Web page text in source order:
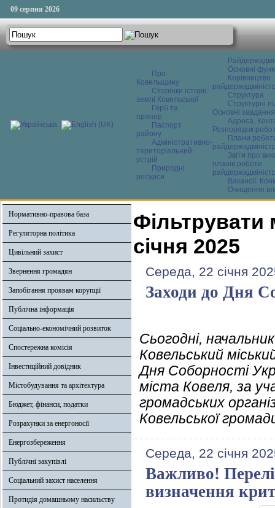
09 серпня 2026
Про
Ковельщину
Сторінки історії
землі Ковельської
Герб та
прапор
Паспорт
району
Адміністративно-
територіальний
устрій
Природні
ресурси
Основні
Керівництво
Структура
Структурні
Основні завдання
Адреса.
Розпорядок
Плани
Звіти про
планів роботи
Вакансії.
Очищення
Нормативно-правова база
Регуляторна політика
Цивільний захист
Звернення громадян
Запобігання проявам корупції
Публічна інформація
Соціально-економічний розвиток
Спостережна комісія
Інвестиційний довідник
Містобудування та архітектура
Бюджет, фінанси, податки
Розрахунки за енергоносії
Енергозбереження
Публічні закупівлі
Соціальний захист населення
Протидія домашньому насильству
Фільтрувати
січня 2025
Середа, 22 січня
Заходи до Дня
Сьогодні, начальник
Ковельський
Дня Соборності
міста Ковеля, за
громадських
Ковельської
Середа, 22 січня
Важливо!
визначення